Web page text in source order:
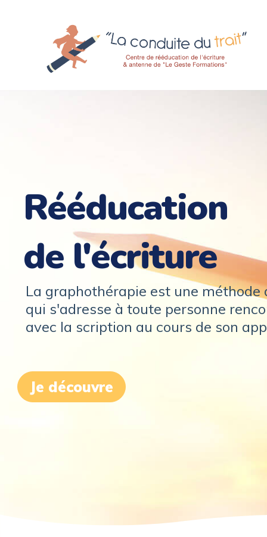
Rééducation
de l'écriture
La graphothérapie est une
qui s'adresse à toute personne
avec la scription au cours de son
Je découvre